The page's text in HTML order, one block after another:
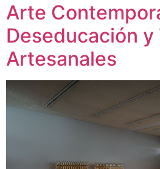
Arte
Deseducación y
Artesanales